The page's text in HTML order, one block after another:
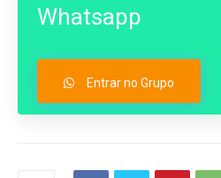
Whatsapp
Entrar no Grupo